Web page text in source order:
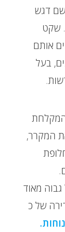
שם דגש
שקט
אותם
בעל
המקלחת
המקרר,
מאוד
של כ